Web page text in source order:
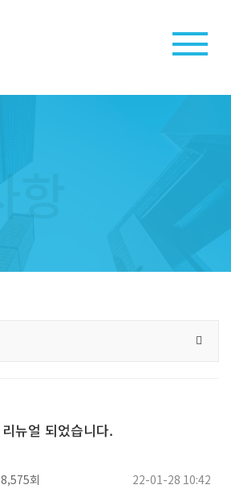
뉴얼 되었습니다.
8,575회 22-01-28 10:42